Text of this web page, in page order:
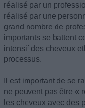
réalisé par un
réalisé par une
grand nombre de
importants se battent
intensif des cheveux
processus.
Il est important de se
ne peuvent pas être «
les cheveux avec des